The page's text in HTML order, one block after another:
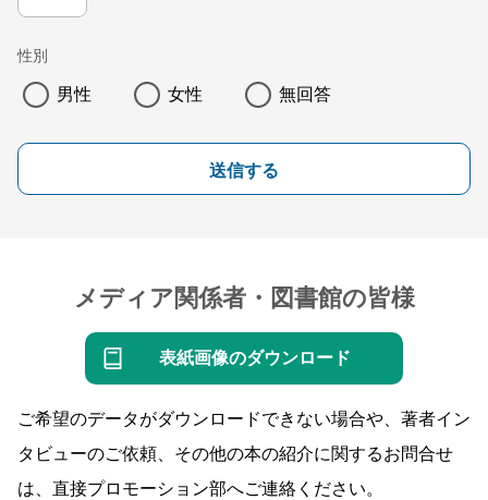
性別
男性 女性 無回答
送信する
メディア関係者・図書館の皆様
表紙画像のダウンロード
ご希望のデータがダウンロードできない場合や、著者イン
タビューのご依頼、その他の本の紹介に関するお問合せ
は、直接プロモーション部へご連絡ください。